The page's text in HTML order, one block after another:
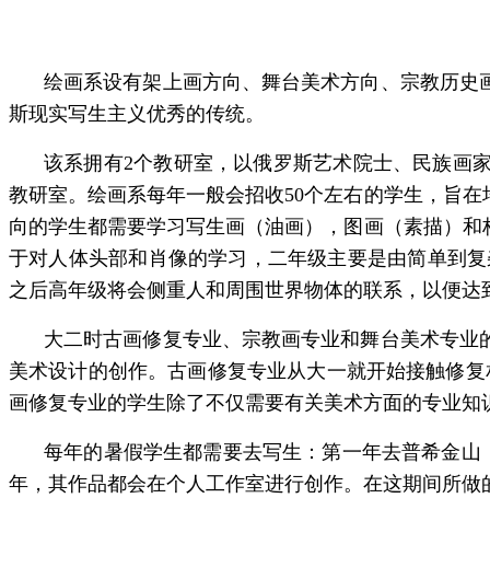
绘画系设有架上画方向、舞台美术方向、宗教历
斯现实写生主义优秀的传统。
该系拥有2个教研室，以俄罗斯艺术院士、民族画
教研室。绘画系每年一般会招收50个左右的学生，旨
向的学生都需要学习写生画（油画），图画（素描）
于对人体头部和肖像的学习，二年级主要是由简单到
之后高年级将会侧重人和周围世界物体的联系，以便
大二时古画修复专业、宗教画专业和舞台美术专
美术设计的创作。古画修复专业从大一就开始接触修
画修复专业的学生除了不仅需要有关美术方面的专业
每年的暑假学生都需要去写生：第一年去普希金
年，其作品都会在个人工作室进行创作。在这期间所